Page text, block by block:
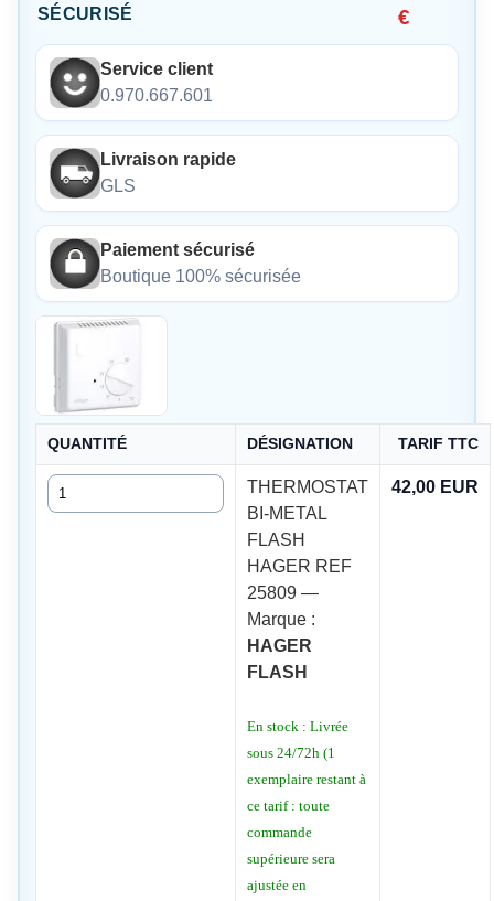
SÉCURISÉ
€
Service client
0.970.667.601
Livraison rapide
GLS
Paiement sécurisé
Boutique 100% sécurisée
QUANTITÉ DÉSIGNATION TARIF TTC
Quantité
THERMOSTAT
BI-METAL
FLASH
HAGER REF
25809 —
Marque :
HAGER
FLASH
En stock : Livrée
sous 24/72h (1
exemplaire restant à
ce tarif : toute
commande
supérieure sera
ajustée en
42,00 EUR